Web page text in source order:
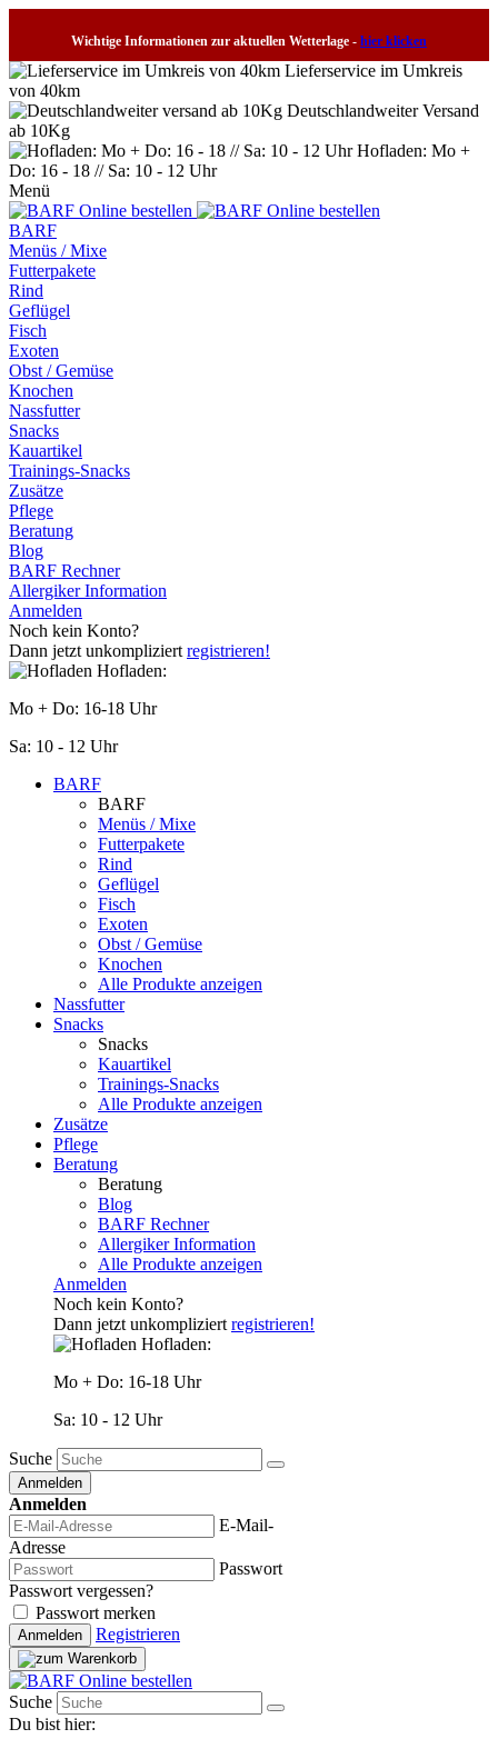
Wichtige Informationen zur aktuellen Wetterlage - hier klicken
Lieferservice im Umkreis
von 40km
Deutschlandweiter Versand
ab 10Kg
Hofladen: Mo +
Do: 16 - 18 // Sa: 10 - 12 Uhr
Menü
BARF
Menüs / Mixe
Futterpakete
Rind
Geflügel
Fisch
Exoten
Obst / Gemüse
Knochen
Nassfutter
Snacks
Kauartikel
Trainings-Snacks
Zusätze
Pflege
Beratung
Blog
BARF Rechner
Allergiker Information
Anmelden
Noch kein Konto?
Dann jetzt unkompliziert registrieren!
Hofladen:
Mo + Do: 16-18 Uhr
Sa: 10 - 12 Uhr
BARF
BARF
Menüs / Mixe
Futterpakete
Rind
Geflügel
Fisch
Exoten
Obst / Gemüse
Knochen
Alle Produkte anzeigen
Nassfutter
Snacks
Snacks
Kauartikel
Trainings-Snacks
Alle Produkte anzeigen
Zusätze
Pflege
Beratung
Beratung
Blog
BARF Rechner
Allergiker Information
Alle Produkte anzeigen
Anmelden
Noch kein Konto?
Dann jetzt unkompliziert registrieren!
Hofladen:
Mo + Do: 16-18 Uhr
Sa: 10 - 12 Uhr
Suche
Anmelden
Anmelden
E-Mail-
Adresse
Passwort
Passwort vergessen?
Passwort merken
Anmelden Registrieren
Suche
Du bist hier: